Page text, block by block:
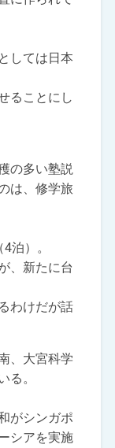
しては日本
ることにし
の多い塾説
は、修学旅
泊）。
、新たに台
わけだが話
、大宮科学
る。
がシンガポ
シアを実施